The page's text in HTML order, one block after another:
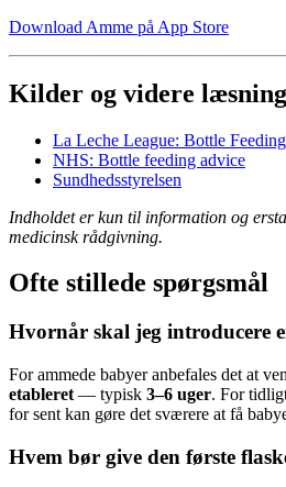
Download Amme på App Store
Kilder og videre læsning
La Leche League: Bottle Feeding
NHS: Bottle feeding advice
Sundhedsstyrelsen
Indholdet er kun til information og
medicinsk rådgivning.
Ofte stillede spørgsmål
Hvornår skal jeg introducere
For ammede babyer anbefales det at
etableret — typisk 3–6 uger. For
for sent kan gøre det sværere at få
Hvem bør give den første